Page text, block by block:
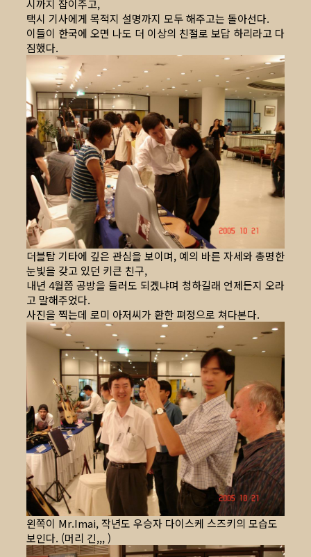
시까지 잡이주고,
택시 기사에게 목적지 설명까지 모두 해주고는 돌아선다.
이들이 한국에 오면 나도 더 이상의 친절로 보답 하리라고 다
짐했다.
더블탑 기타에 깊은 관심을 보이며, 예의 바른 자세와 총명한
눈빛을 갖고 있던 키큰 친구,
내년 4월쯤 공방을 들러도 되겠냐며 청하길래 언제든지 오라
고 말해주었다.
사진을 찍는데 로미 아저씨가 환한 펴정으로 쳐다본다.
왼쪽이 Mr.Imai, 작년도 우승자 다이스케 스즈키의 모습도
보인다. (머리 긴,,, )